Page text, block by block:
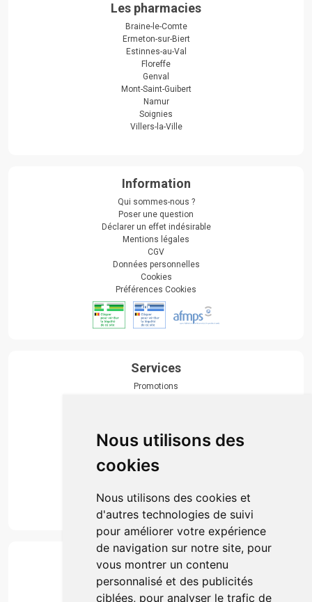
Nous utilisons des
cookies
Nous utilisons des cookies et
d'autres technologies de suivi
pour améliorer votre expérience
de navigation sur notre site, pour
vous montrer un contenu
personnalisé et des publicités
ciblées, pour analyser le trafic de
Les pharmacies
Braine-le-Comte
Ermeton-sur-Biert
Estinnes-au-Val
Floreffe
Genval
Mont-Saint-Guibert
Namur
Soignies
Villers-la-Ville
Information
Qui sommes-nous ?
Poser une question
Déclarer un effet indésirable
Mentions légales
CGV
Données personnelles
Cookies
Préférences Cookies
Services
Promotions
Actualités & conseils
Événements
Marques
Suivez-nous
Paiement
Simple, rapide et 100% sécurisé